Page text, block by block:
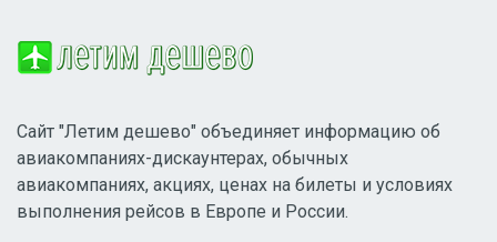
Сайт "Летим дешево" объединяет информацию об
авиакомпаниях-дискаунтерах, обычных
авиакомпаниях, акциях, ценах на билеты и условиях
выполнения рейсов в Европе и России.